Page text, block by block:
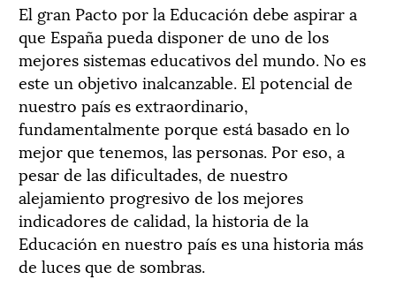
El gran Pacto por la Educación debe aspirar a
que España pueda disponer de uno de los
mejores sistemas educativos del mundo. No es
este un objetivo inalcanzable. El potencial de
nuestro país es extraordinario,
fundamentalmente porque está basado en lo
mejor que tenemos, las personas. Por eso, a
pesar de las dificultades, de nuestro
alejamiento progresivo de los mejores
indicadores de calidad, la historia de la
Educación en nuestro país es una historia más
de luces que de sombras.